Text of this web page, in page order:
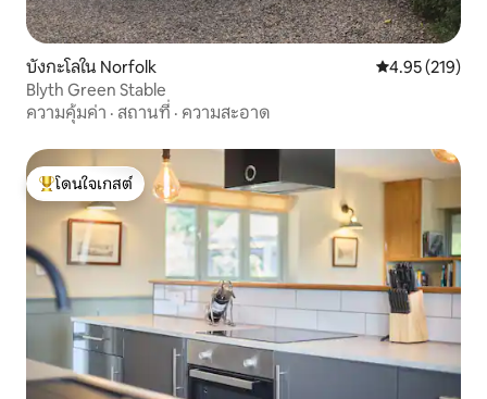
บังกะโลใน Norfolk คะแนนเฉลี่ย
4.95 (219)
Blyth Green Stable
ความคุ้มค่า · สถานที่ · ความสะอาด
โดนใจเกสต์ที่สุด
โดนใจเกสต์